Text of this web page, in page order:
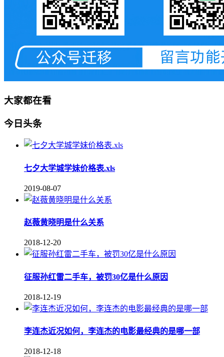
大家都在看
今日头条
七夕大学城学妹价格表.xls
2019-08-07
赵薇黄晓明是什么关系
2018-12-20
征服孙红雷二手车，被罚30亿是什么原因
2018-12-19
李连杰近况如何，李连杰的电影最经典的是哪一部
2018-12-18